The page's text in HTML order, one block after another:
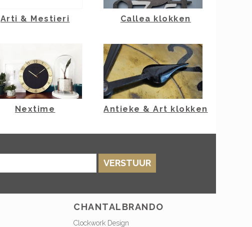
Arti & Mestieri Callea klokken
Nextime Antieke & Art klokken
VERSTUUR
CHANTALBRANDO
Clockwork Design